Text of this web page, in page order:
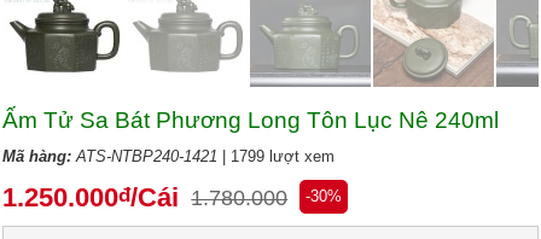
Ấm Tử Sa Bát Phương Long Tôn Lục Nê 240ml
Mã hàng:ATS-NTBP240-1421 | 1799 lượt xem
1.250.000đ/Cái 1.780.000 -30%